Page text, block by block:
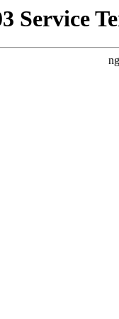
Service